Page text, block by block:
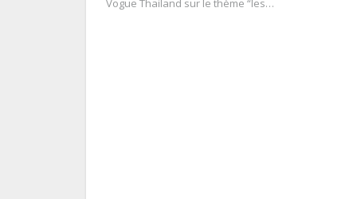
Vogue Thailand sur le thème “les…